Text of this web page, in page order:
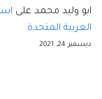
ابو وليد محمد على
العربية المتحدة
ديسمبر 24, 2021